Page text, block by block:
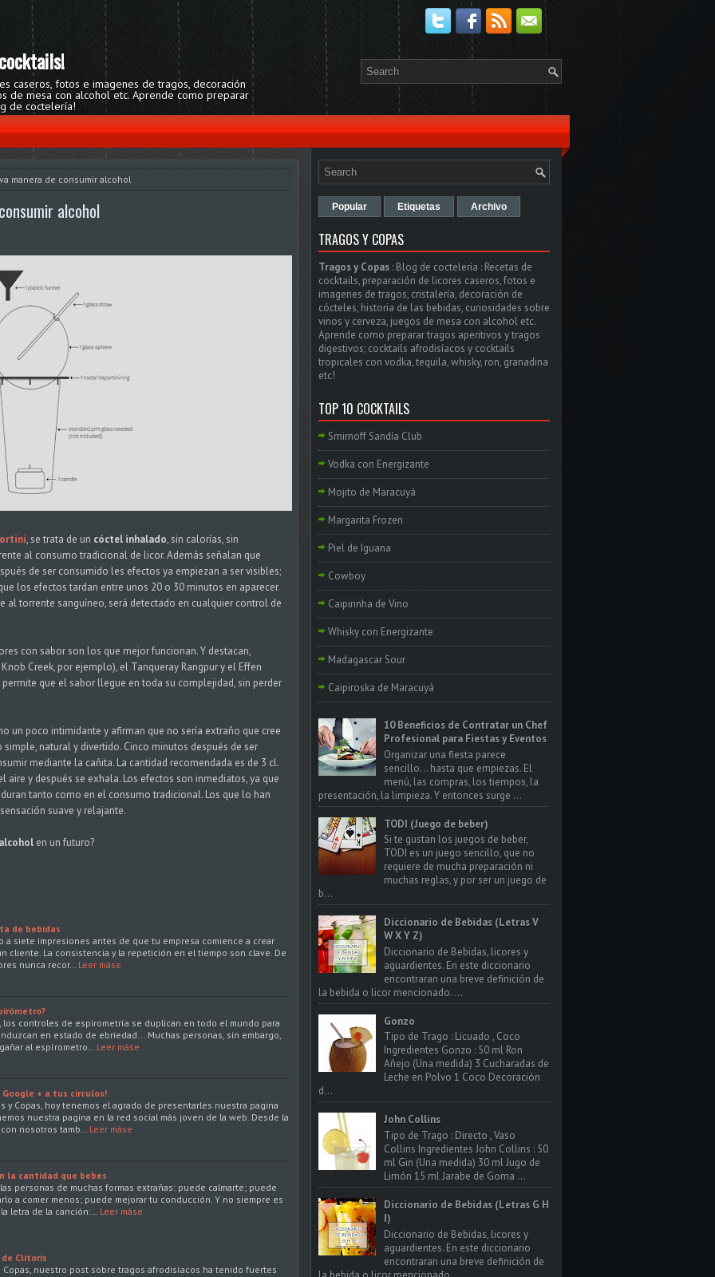
caseros, fotos e imagenes de tragos, decoración
de mesa con alcohol etc. Aprende como preparar
de coctelería!
manera de consumir alcohol
alcohol
, se trata de un cóctel inhalado, sin calorías, sin
al consumo tradicional de licor. Además señalan que
de ser consumido les efectos ya empiezan a ser visibles;
los efectos tardan entre unos 20 o 30 minutos en aparecer.
al torrente sanguíneo, será detectado en cualquier control de
con sabor son los que mejor funcionan. Y destacan,
Creek, por ejemplo), el Tanqueray Rangpur y el Effen
permite que el sabor llegue en toda su complejidad, sin perder
un poco intimidante y afirman que no sería extraño que cree
natural y divertido. Cinco minutos después de ser
mediante la cañita. La cantidad recomendada es de 3 cl.
aire y después se exhala. Los efectos son inmediatos, ya que
tanto como en el consumo tradicional. Los que lo han
suave y relajante.
en un futuro?
de bebidas
a siete impresiones antes de que tu empresa comience a crear
cliente. La consistencia y la repetición en el tiempo son clave. De
nunca recor…
Leer máse
los controles de espirometría se duplican en todo el mundo para
en estado de ebriedad... Muchas personas, sin embargo,
al espírometro…
Leer máse
+ a tus circulos!
y Copas, hoy tenemos el agrado de presentarles nuestra pagina
nuestra pagina en la red social más joven de la web. Desde la
nosotros tamb…
Leer máse
la cantidad que bebes
personas de muchas formas extrañas: puede calmarte; puede
a comer menos; puede mejorar tu conducción. Y no siempre es
letra de la canción:…
Leer máse
de Clitoris
Copas, nuestro post sobre tragos afrodisíacos ha tenido fuertes
Popular Etiquetas Archivo
TRAGOS Y COPAS
Tragos y Copas : Blog de coctelería : Recetas de
cocktails, preparación de licores caseros, fotos e
imagenes de tragos, cristalería, decoración de
cócteles, historia de las bebidas, curiosidades sobre
vinos y cerveza, juegos de mesa con alcohol etc.
Aprende como preparar tragos aperitivos y tragos
digestivos; cocktails afrodisíacos y cocktails
tropicales con vodka, tequila, whisky, ron, granadina
etc!
TOP 10 COCKTAILS
Smirnoff Sandía Club
Vodka con Energizante
Mojito de Maracuyá
Margarita Frozen
Piel de Iguana
Cowboy
Caipirinha de Vino
Whisky con Energizante
Madagascar Sour
Caipiroska de Maracuyá
10 Beneficios de Contratar un Chef
Profesional para Fiestas y Eventos
Organizar una fiesta parece
sencillo… hasta que empiezas. El
menú, las compras, los tiempos, la
presentación, la limpieza. Y entonces surge ...
TODI (Juego de beber)
Si te gustan los juegos de beber,
TODI es un juego sencillo, que no
requiere de mucha preparación ni
muchas reglas, y por ser un juego de
b...
Diccionario de Bebidas (Letras V
W X Y Z)
Diccionario de Bebidas, licores y
aguardientes. En este diccionario
encontraran una breve definición de
la bebida o licor mencionado. ...
Gonzo
Tipo de Trago : Licuado , Coco
Ingredientes Gonzo : 50 ml Ron
Añejo (Una medida) 3 Cucharadas de
Leche en Polvo 1 Coco Decoración
d...
John Collins
Tipo de Trago : Directo , Vaso
Collins Ingredientes John Collins : 50
ml Gin (Una medida) 30 ml Jugo de
Limón 15 ml Jarabe de Goma ...
Diccionario de Bebidas (Letras G H
I)
Diccionario de Bebidas, licores y
aguardientes. En este diccionario
encontraran una breve definición de